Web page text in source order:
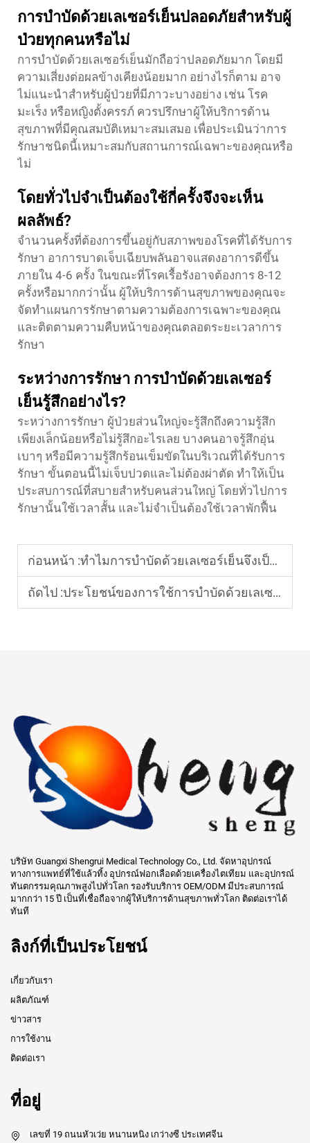
การบำบัดด้วยเลเซอร์เย็นปลอดภัยสำหรับผู้
ป่วยทุกคนหรือไม่
การบำบัดด้วยเลเซอร์เย็นมักถือว่าปลอดภัยมาก โดยมี
ความเสี่ยงต่อผลข้างเคียงน้อยมาก อย่างไรก็ตาม อาจ
ไม่แนะนำสำหรับผู้ป่วยที่มีภาวะบางอย่าง เช่น โรค
มะเร็ง หรือหญิงตั้งครรภ์ ควรปรึกษาผู้ให้บริการด้าน
สุขภาพที่มีคุณสมบัติเหมาะสมเสมอ เพื่อประเมินว่าการ
รักษาชนิดนี้เหมาะสมกับสถานการณ์เฉพาะของคุณหรือ
ไม่
โดยทั่วไปจำเป็นต้องใช้กี่ครั้งจึงจะเห็น
ผลลัพธ์?
จำนวนครั้งที่ต้องการขึ้นอยู่กับสภาพของโรคที่ได้รับการ
รักษา อาการบาดเจ็บเฉียบพลันอาจแสดงอาการดีขึ้น
ภายใน 4-6 ครั้ง ในขณะที่โรคเรื้อรังอาจต้องการ 8-12
ครั้งหรือมากกว่านั้น ผู้ให้บริการด้านสุขภาพของคุณจะ
จัดทำแผนการรักษาตามความต้องการเฉพาะของคุณ
และติดตามความคืบหน้าของคุณตลอดระยะเวลาการ
รักษา
ระหว่างการรักษา การบำบัดด้วยเลเซอร์
เย็นรู้สึกอย่างไร?
ระหว่างการรักษา ผู้ป่วยส่วนใหญ่จะรู้สึกถึงความรู้สึก
เพียงเล็กน้อยหรือไม่รู้สึกอะไรเลย บางคนอาจรู้สึกอุ่น
เบาๆ หรือมีความรู้สึกร้อนเข็มขัดในบริเวณที่ได้รับการ
รักษา ขั้นตอนนี้ไม่เจ็บปวดและไม่ต้องผ่าตัด ทำให้เป็น
ประสบการณ์ที่สบายสำหรับคนส่วนใหญ่ โดยทั่วไปการ
รักษานั้นใช้เวลาสั้น และไม่จำเป็นต้องใช้เวลาพักฟื้น
ก่อนหน้า :ทำไมการบำบัดด้วยเลเซอร์เย็นจึงเป็นที่นิยมสำหรับการบรรเทาอาการปวดในปัจจุบัน?
ถัดไป :ประโยชน์ของการใช้การบำบัดด้วยเลเซอร์เย็นในการรักษาทางคลินิกคืออะไร?
บริษัท Guangxi Shengrui Medical Technology Co., Ltd. จัดหาอุปกรณ์
ทางการแพทย์ที่ใช้แล้วทิ้ง อุปกรณ์ฟอกเลือดด้วยเครื่องไตเทียม และอุปกรณ์
ทันตกรรมคุณภาพสูงไปทั่วโลก รองรับบริการ OEM/ODM มีประสบการณ์
มากกว่า 15 ปี เป็นที่เชื่อถือจากผู้ให้บริการด้านสุขภาพทั่วโลก ติดต่อเราได้
ทันที
ลิงก์ที่เป็นประโยชน์
เกี่ยวกับเรา
ผลิตภัณฑ์
ข่าวสาร
การใช้งาน
ติดต่อเรา
ที่อยู่
เลขที่ 19 ถนนหัวเว่ย หนานหนิง เกว่างซี ประเทศจีน